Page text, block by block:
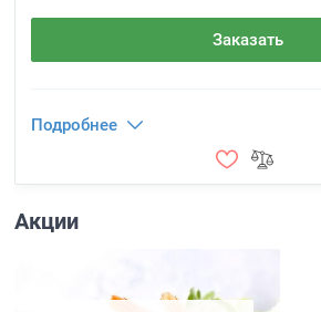
Заказать
Подробнее
Акции